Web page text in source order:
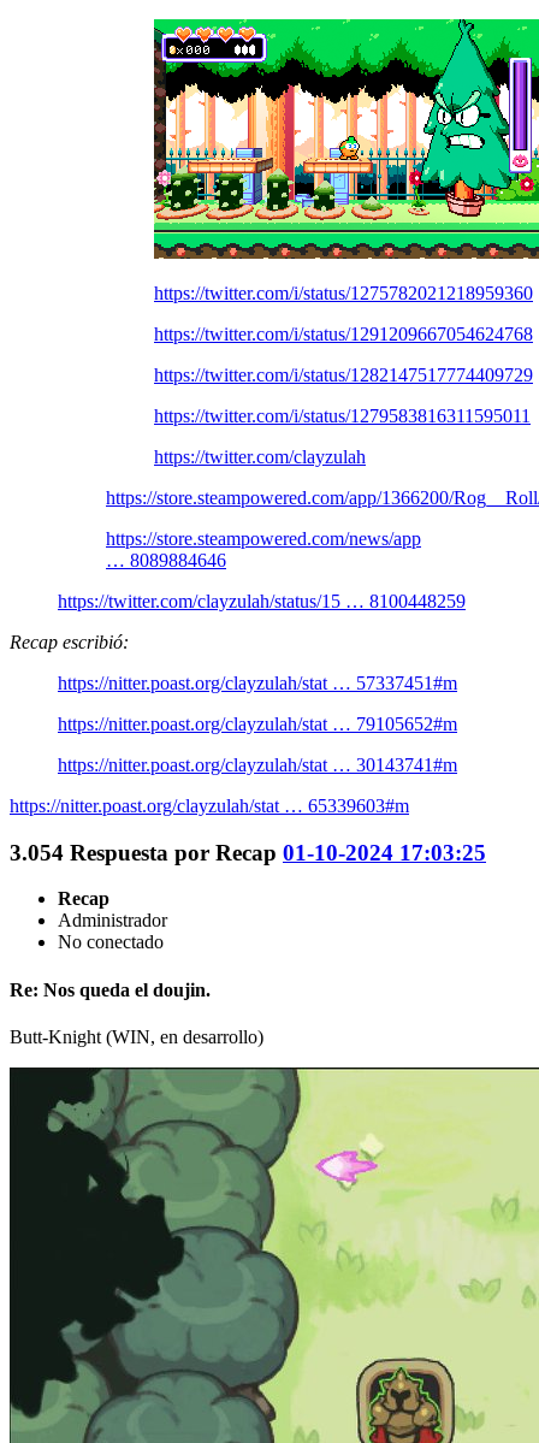
https://twitter.com/i/status/1275782021218959360
https://twitter.com/i/status/1291209667054624768
https://twitter.com/i/status/1282147517774409729
https://twitter.com/i/status/1279583816311595011
https://twitter.com/clayzulah
https://store.steampowered.com/app/1366200/
https://store.steampowered.com/news/app
… 8089884646
https://twitter.com/clayzulah/status/15 … 8100448259
Recap escribió:
https://nitter.poast.org/clayzulah/stat … 57337451#m
https://nitter.poast.org/clayzulah/stat … 79105652#m
https://nitter.poast.org/clayzulah/stat … 30143741#m
https://nitter.poast.org/clayzulah/stat … 65339603#m
3.054 Respuesta por Recap 01-10-2024 17:03:25
Recap
Administrador
No conectado
Re: Nos queda el doujin.
Butt-Knight (WIN, en desarrollo)